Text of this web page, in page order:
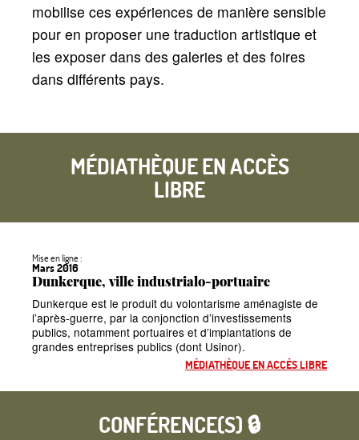
mobilise ces expériences de manière sensible
pour en proposer une traduction artistique et
les exposer dans des galeries et des foires
dans différents pays.
MÉDIATHÈQUE EN ACCÈS
LIBRE
Mise en ligne :
Mars 2016
Dunkerque, ville industrialo-portuaire
Dunkerque est le produit du volontarisme aménagiste de
l’après-guerre, par la conjonction d’investissements
publics, notamment portuaires et d’implantations de
grandes entreprises publics (dont Usinor).
MÉDIATHÈQUE EN ACCÈS LIBRE
CONFÉRENCE(S) 🔒